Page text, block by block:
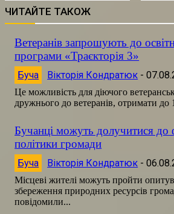
ЧИТАЙТЕ ТАКОЖ
Ветеранів запрошують до
програми «Траєкторія 3»
Буча Вікторія Кондратюк -
Це можливість для діючого
дружнього до ветеранів, отримати до
Бучанці можуть долучитися до
політики громади
Буча Вікторія Кондратюк -
Місцеві жителі можуть пройти
збереження природних ресурсів громади.
повідомили...